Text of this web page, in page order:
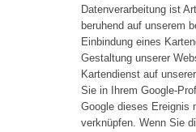
Datenverarbeitung ist
beruhend auf unserem
Einbindung eines
Gestaltung unserer
Kartendienst auf
Sie in Ihrem Google-
Google dieses Ereignis
verknüpfen. Wenn Sie